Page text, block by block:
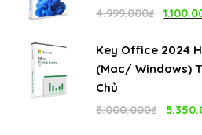
4.999.000₫
Giá
là:
Key Office 2024
(Mac/ Windows)
Chủ
8.000.000₫
Giá